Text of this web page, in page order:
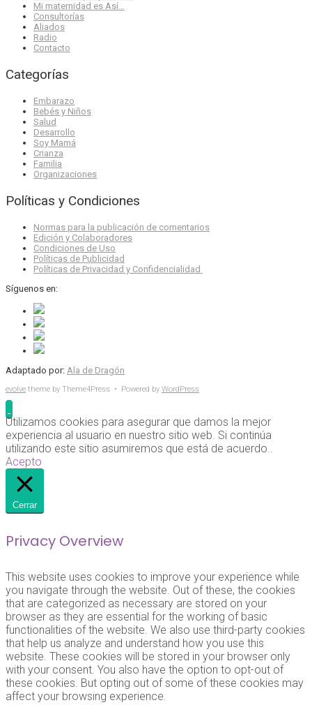
Mi maternidad es Así…
Consultorías
Aliados
Radio
Contacto
Categorías
Embarazo
Bebés y Niños
Salud
Desarrollo
Soy Mamá
Crianza
Familia
Organizaciones
Políticas y Condiciones
Normas para la publicación de comentarios
Edición y Colaboradores
Condiciones de Uso
Políticas de Publicidad
Políticas de Privacidad y Confidencialidad
Síguenos en:
Adaptado por: Ala de Dragón
evolve theme by Theme4Press • Powered by WordPress
Utilizamos cookies para asegurar que damos la mejor
experiencia al usuario en nuestro sitio web. Si continúa
utilizando este sitio asumiremos que está de acuerdo..
Acepto
Cerrar
Privacy Overview
This website uses cookies to improve your experience while
you navigate through the website. Out of these, the cookies
that are categorized as necessary are stored on your
browser as they are essential for the working of basic
functionalities of the website. We also use third-party cookies
that help us analyze and understand how you use this
website. These cookies will be stored in your browser only
with your consent. You also have the option to opt-out of
these cookies. But opting out of some of these cookies may
affect your browsing experience.